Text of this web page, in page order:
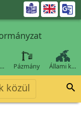

Pázmány Állami k…
közül 